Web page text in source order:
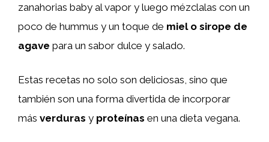
zanahorias baby al vapor y luego mézclalas con un
poco de hummus y un toque de miel o sirope de
agave para un sabor dulce y salado.
Estas recetas no solo son deliciosas, sino que
también son una forma divertida de incorporar
más verduras y proteínas en una dieta vegana.